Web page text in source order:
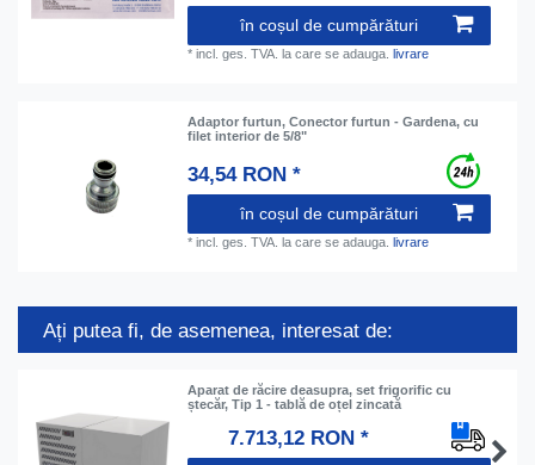
în coșul de cumpărături
*incl. ges. TVA. la care se adauga. livrare
Adaptor furtun, Conector furtun - Gardena, cu
filet interior de 5/8"
34,54 RON *
în coșul de cumpărături
*incl. ges. TVA. la care se adauga.livrare
Ați putea fi, de asemenea, interesat de:
Aparat de răcire deasupra, set frigorific cu
ștecăr, Tip 1 - tablă de oțel zincată
7.713,12 RON *